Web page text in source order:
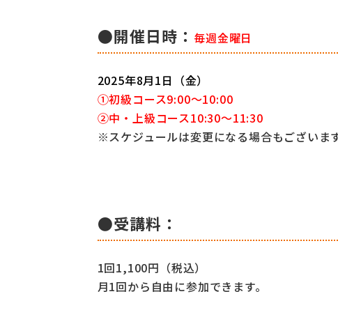
●開催日時： 毎週金曜日
2025年8月1日（金）
①初級コース9:00～10:00
②中・上級コース10:30～11:30
※スケジュールは変更になる場合もございます
●受講料：
1回1,100円（税込）
月1回から自由に参加できます。